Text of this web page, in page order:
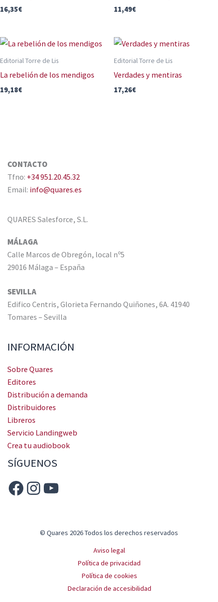
16,35€ 11,49€
Editorial Torre de Lis
La rebelión de los mendigos
19,18€
Editorial Torre de Lis
Verdades y mentiras
17,26€
CONTACTO
Tfno: +34 951.20.45.32
Email: info@quares.es
QUARES Salesforce, S.L.
MÁLAGA
Calle Marcos de Obregón, local nº5
29016 Málaga – España
SEVILLA
Edifico Centris, Glorieta Fernando Quiñones, 6A. 41940
Tomares – Sevilla
INFORMACIÓN
Sobre Quares
Editores
Distribución a demanda
Distribuidores
Libreros
Servicio Landingweb
Crea tu audiobook
SÍGUENOS
© Quares 2026 Todos los derechos reservados
Aviso legal
Política de privacidad
Política de cookies
Declaración de accesibilidad